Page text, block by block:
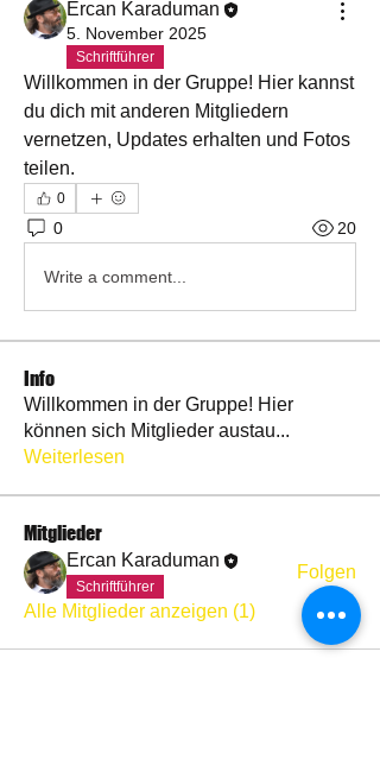
Ercan Karaduman
5. November 2025
Schriftführer
Willkommen in der Gruppe! Hier kannst
du dich mit anderen Mitgliedern
vernetzen, Updates erhalten und Fotos
teilen.
0
0 20
Write a comment...
Info
Willkommen in der Gruppe! Hier
können sich Mitglieder austau...
Weiterlesen
Mitglieder
Ercan Karaduman
Schriftführer
Folgen
Alle Mitglieder anzeigen (1)